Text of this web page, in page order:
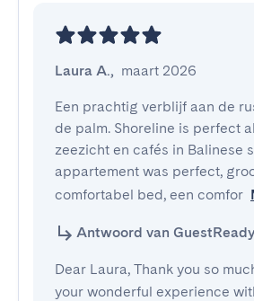
Laura A., maart 2026
Een prachtig verblijf aan de
de palm. Shoreline is perfect
zeezicht en cafés in Balinese
appartement was perfect,
comfortabel bed, een comfor
Antwoord van GuestReady
Dear Laura, Thank you so
your wonderful experience